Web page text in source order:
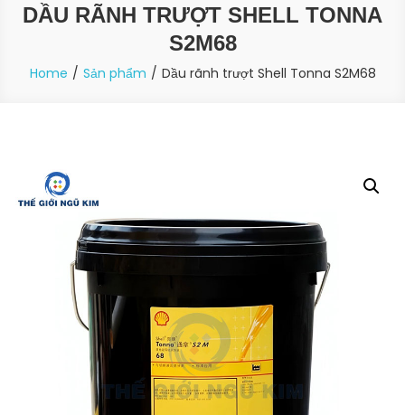
DẦU RÃNH TRƯỢT SHELL TONNA
S2M68
Home Sản phẩm Dầu rãnh trượt Shell Tonna S2M68